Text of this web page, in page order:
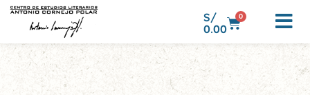
S/
0.00
0